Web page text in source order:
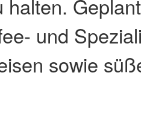
halten.
und
sowie